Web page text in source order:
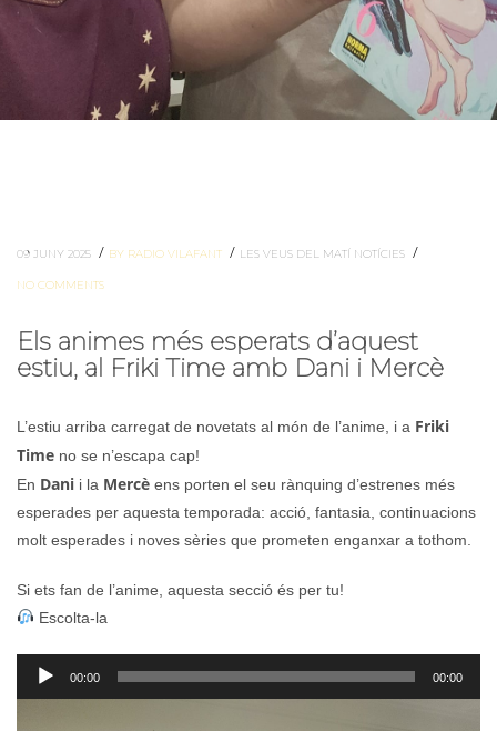
09 JUNY 2025 / BY RADIO VILAFANT / LES VEUS DEL MATÍ NOTÍCIES /
NO COMMENTS
Els animes més esperats d’aquest
estiu, al Friki Time amb Dani i Mercè
L’estiu arriba carregat de novetats al món de l’anime, i a Friki
Time no se n’escapa cap!
En Dani i la Mercè ens porten el seu rànquing d’estrenes més
esperades per aquesta temporada: acció, fantasia, continuacions
molt esperades i noves sèries que prometen enganxar a tothom.
Si ets fan de l’anime, aquesta secció és per tu!
Escolta-la
Reproductor
d'àudio
00:00 00:00